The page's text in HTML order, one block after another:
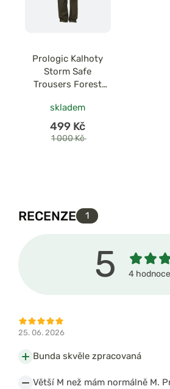
Prologic Kalhoty
Storm Safe
Trousers Forest
skladem
499 Kč
1 000 Kč
RECENZE 1
5 4
25. 06. 2026
Bunda skvěle zpracovaná
Větší M než mám normálně M.